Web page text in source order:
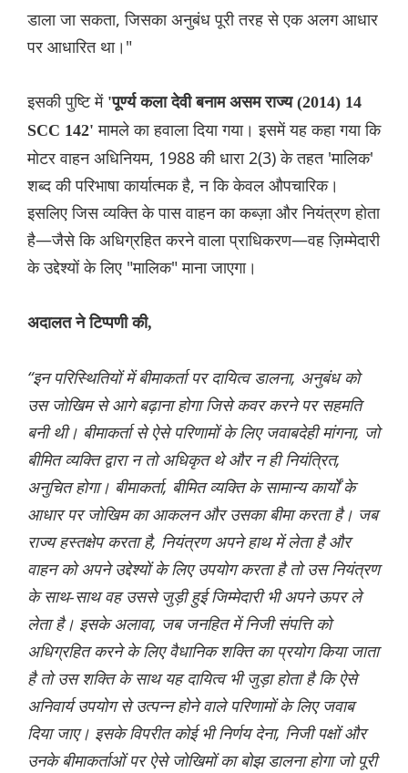
डाला जा सकता, जिसका अनुबंध पूरी तरह से एक अलग आधार
पर आधारित था।"
इसकी पुष्टि में 'पूर्ण्य कला देवी बनाम असम राज्य (2014) 14
SCC 142'मामले का हवाला दिया गया। इसमें यह कहा गया कि
मोटर वाहन अधिनियम, 1988 की धारा 2(3) के तहत 'मालिक'
शब्द की परिभाषा कार्यात्मक है, न कि केवल औपचारिक।
इसलिए जिस व्यक्ति के पास वाहन का कब्ज़ा और नियंत्रण होता
है—जैसे कि अधिग्रहित करने वाला प्राधिकरण—वह ज़िम्मेदारी
के उद्देश्यों के लिए "मालिक" माना जाएगा।
अदालत ने टिप्पणी की,
“इन परिस्थितियों में बीमाकर्ता पर दायित्व डालना, अनुबंध को
उस जोखिम से आगे बढ़ाना होगा जिसे कवर करने पर सहमति
बनी थी। बीमाकर्ता से ऐसे परिणामों के लिए जवाबदेही मांगना, जो
बीमित व्यक्ति द्वारा न तो अधिकृत थे और न ही नियंत्रित,
अनुचित होगा। बीमाकर्ता, बीमित व्यक्ति के सामान्य कार्यों के
आधार पर जोखिम का आकलन और उसका बीमा करता है। जब
राज्य हस्तक्षेप करता है, नियंत्रण अपने हाथ में लेता है और
वाहन को अपने उद्देश्यों के लिए उपयोग करता है तो उस नियंत्रण
के साथ-साथ वह उससे जुड़ी हुई जिम्मेदारी भी अपने ऊपर ले
लेता है। इसके अलावा, जब जनहित में निजी संपत्ति को
अधिग्रहित करने के लिए वैधानिक शक्ति का प्रयोग किया जाता
है तो उस शक्ति के साथ यह दायित्व भी जुड़ा होता है कि ऐसे
अनिवार्य उपयोग से उत्पन्न होने वाले परिणामों के लिए जवाब
दिया जाए। इसके विपरीत कोई भी निर्णय देना, निजी पक्षों और
उनके बीमाकर्ताओं पर ऐसे जोखिमों का बोझ डालना होगा जो पूरी